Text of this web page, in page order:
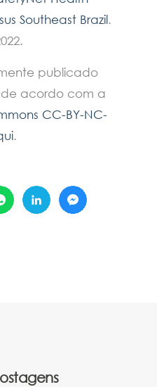
Southeast Brazil.
publicado
de acordo com a
CC-BY-NC-
.